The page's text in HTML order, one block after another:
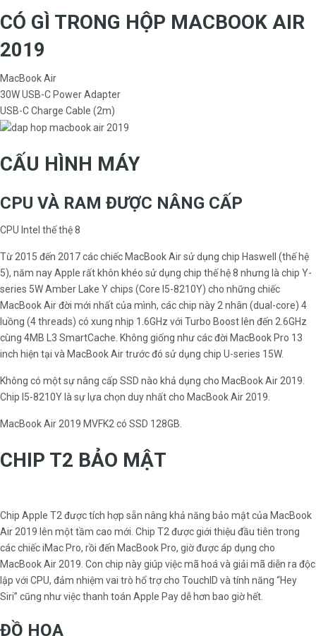
CÓ GÌ TRONG HỘP MACBOOK AIR
2019
MacBook Air
30W USB-C Power Adapter
USB-C Charge Cable (2m)
CẤU HÌNH MÁY
CPU VÀ RAM ĐƯỢC NÂNG CẤP
CPU Intel thế thệ 8
Từ 2015 đến 2017 các chiếc MacBook Air sử dụng chip Haswell (thế hệ
5), năm nay Apple rất khôn khéo sử dụng chip thế hệ 8 nhưng là chip Y-
series 5W Amber Lake Y chips (Core I5-8210Y) cho những chiếc
MacBook Air đời mới nhất của mình, các chip này 2 nhân (dual-core) 4
luồng (4 threads) có xung nhịp 1.6GHz với Turbo Boost lên đến 2.6GHz
cùng 4MB L3 SmartCache. Không giống như các đời MacBook Pro 13
inch hiện tại và MacBook Air trước đó sử dụng chip U-series 15W.
Không có một sự nâng cấp SSD nào khả dụng cho MacBook Air 2019.
Chip I5-8210Y là sự lựa chọn duy nhất cho MacBook Air 2019.
MacBook Air 2019 MVFK2 có SSD 128GB.
CHIP T2 BẢO MẬT
Chip Apple T2 được tích hợp sẵn nâng khả năng bảo mật của MacBook
Air 2019 lên một tầm cao mới. Chip T2 được giới thiệu đầu tiên trong
các chiếc iMac Pro, rồi đến MacBook Pro, giờ được áp dụng cho
MacBook Air 2019. Con chip này giúp việc mã hoá và giải mã diễn ra độc
lập với CPU, đảm nhiệm vai trò hổ trợ cho TouchID và tính năng “Hey
Siri” cũng như việc thanh toán Apple Pay dễ hơn bao giờ hết.
ĐỒ HỌA